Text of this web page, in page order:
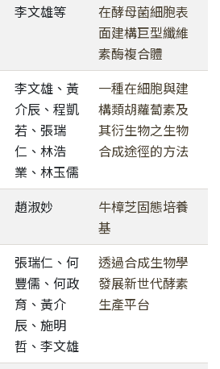
李文雄等
在酵母菌細胞表
面建構巨型纖維
素酶複合體
李文雄、黃
介辰、程凱
若、張瑞
仁、林浩
業、林玉儒
一種在細胞與建
構類胡蘿蔔素及
其衍生物之生物
合成途徑的方法
趙淑妙
牛樟芝固態培養
基
張瑞仁、何
豐儒、何政
育、黃介
辰、施明
哲、李文雄
透過合成生物學
發展新世代酵素
生產平台